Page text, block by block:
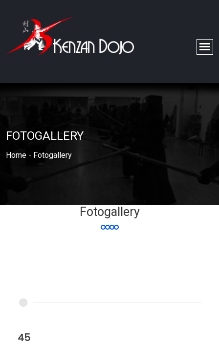
FOTOGALLERY
Home - Fotogallery
Fotogallery
45